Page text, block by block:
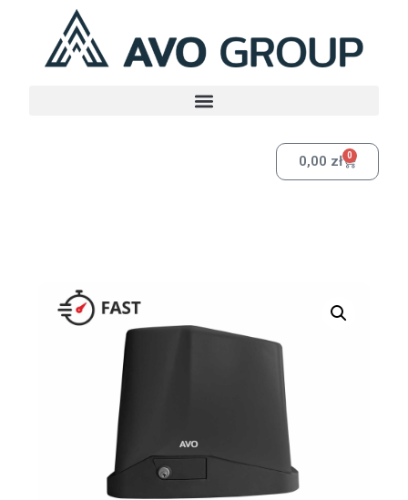
0,00 zł 0